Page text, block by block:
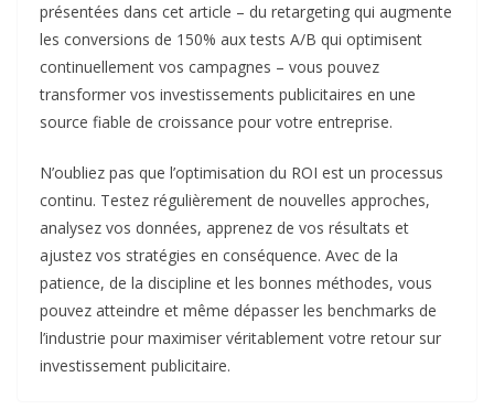
présentées dans cet article – du retargeting qui augmente
les conversions de 150% aux tests A/B qui optimisent
continuellement vos campagnes – vous pouvez
transformer vos investissements publicitaires en une
source fiable de croissance pour votre entreprise.​
N’oubliez pas que l’optimisation du ROI est un processus
continu. Testez régulièrement de nouvelles approches,
analysez vos données, apprenez de vos résultats et
ajustez vos stratégies en conséquence. Avec de la
patience, de la discipline et les bonnes méthodes, vous
pouvez atteindre et même dépasser les benchmarks de
l’industrie pour maximiser véritablement votre retour sur
investissement publicitaire.